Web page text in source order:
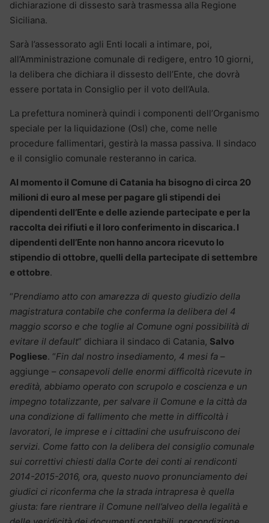
dichiarazione di dissesto sarà trasmessa alla Regione
Siciliana.
Sarà l’assessorato agli Enti locali a intimare, poi,
all’Amministrazione comunale di redigere, entro 10 giorni,
la delibera che dichiara il dissesto dell’Ente, che dovrà
essere portata in Consiglio per il voto dell’Aula.
La prefettura nominerà quindi i componenti dell’Organismo
speciale per la liquidazione (Osl) che, come nelle
procedure fallimentari, gestirà la massa passiva. Il sindaco
e il consiglio comunale resteranno in carica.
Al momento il Comune di Catania ha bisogno di circa 20
milioni di euro al mese per pagare gli stipendi dei
dipendenti dell’Ente e delle aziende partecipate e per la
raccolta dei rifiuti e il loro conferimento in discarica. I
dipendenti dell’Ente non hanno ancora ricevuto lo
stipendio di ottobre, quelli della partecipate di settembre
e ottobre.
“Prendiamo atto con amarezza di questo giudizio della
magistratura contabile che conferma la delibera del 4
maggio scorso e che toglie al Comune ogni possibilità di
evitare il default” dichiara il sindaco di Catania, Salvo
Pogliese. “Fin dal nostro insediamento, 4 mesi fa –
aggiunge – consapevoli delle enormi difficoltà ricevute in
eredità, abbiamo operato con scrupolo e coscienza e un
impegno totalizzante, per salvare il Comune e la città da
una condizione di fallimento che mette in difficoltà i
lavoratori, le imprese e i cittadini che usufruiscono dei
servizi. Come fatto con la delibera del consiglio comunale
sui correttivi chiesti dalla Corte dei conti ai rendiconti
2014-2015-2016, ora, questo nuovo pronunciamento dei
giudici ci riconferma che la strada intrapresa è quella
giusta: fare rientrare il Comune nell’alveo della legalità e